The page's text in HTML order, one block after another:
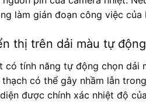
làm gián đoạn công việc của
thị trên dải màu tự động
có tính năng tự động chọn dải
thạch có thể gây nhầm lẫn
được chính xác nhiệt độ